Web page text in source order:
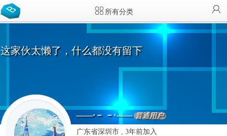
所有分类
这家伙太懒了，什么都没有留下
——·－ －·—— 普通用户
广东省深圳市 , 3年前加入